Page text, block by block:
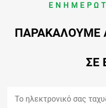
ΣΕ